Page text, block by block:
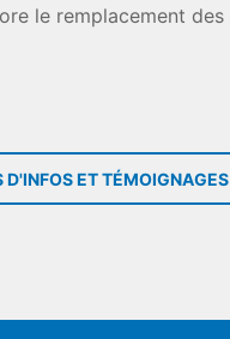
le remplacement
D'INFOS ET TÉMOIGNAGES